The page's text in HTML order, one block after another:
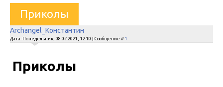
Приколы
Archangel_Константин
Дата: Понедельник, 08.02.2021, 12:10 | Сообщение # 1
Приколы